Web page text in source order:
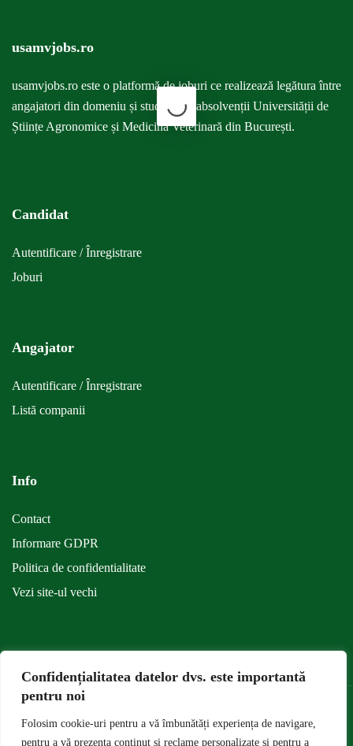
Confidențialitatea datelor dvs. este importantă
pentru noi
Folosim cookie-uri pentru a vă îmbunătăți experiența de navigare,
pentru a vă prezenta conținut și reclame personalizate și pentru a
usamvjobs.ro
usamvjobs.ro este o platformăde joburi ce realizează legătura între
angajatori din domeniu și studenții si absolvenții Universității de
Științe Agronomice și Medicină Veterinară din București.
Candidat
Autentificare / Înregistrare
Joburi
Angajator
Autentificare / Înregistrare
Listă companii
Info
Contact
Informare GDPR
Politica de confidentialitate
Vezi site-ul vechi
Universitatea de Ştiinţe Agronomice şi Medicină Veterinară din Bucureşti